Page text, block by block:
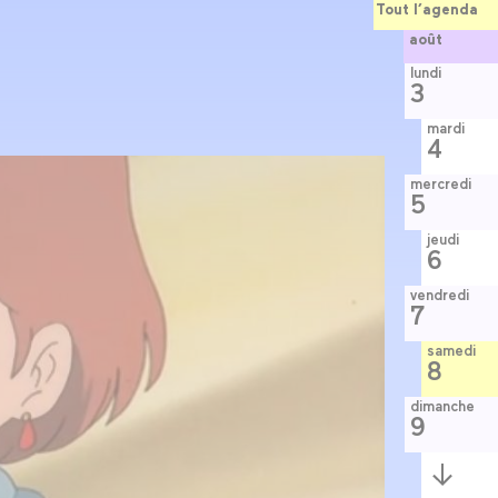
Tout l’agenda
août
lundi
3
mardi
4
mercredi
5
jeudi
6
vendredi
7
samedi
8
dimanche
9
Semaine
suivante